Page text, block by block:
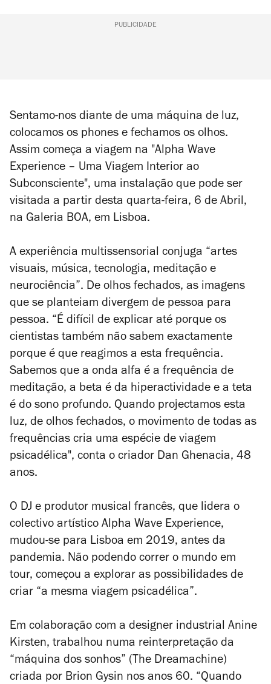
PUBLICIDADE
Sentamo-nos diante de uma máquina de luz,
colocamos os phones e fechamos os olhos.
Assim começa a viagem na "Alpha Wave
Experience – Uma Viagem Interior ao
Subconsciente", uma instalação que pode ser
visitada a partir desta quarta-feira, 6 de Abril,
na Galeria BOA, em Lisboa.
A experiência multissensorial conjuga “artes
visuais, música, tecnologia, meditação e
neurociência”. De olhos fechados, as imagens
que se planteiam divergem de pessoa para
pessoa. “É difícil de explicar até porque os
cientistas também não sabem exactamente
porque é que reagimos a esta frequência.
Sabemos que a onda alfa é a frequência de
meditação, a beta é da hiperactividade e a teta
é do sono profundo. Quando projectamos esta
luz, de olhos fechados, o movimento de todas as
frequências cria uma espécie de viagem
psicadélica", conta o criador Dan Ghenacia, 48
anos.
O DJ e produtor musical francês, que lidera o
colectivo artístico Alpha Wave Experience,
mudou-se para Lisboa em 2019, antes da
pandemia. Não podendo correr o mundo em
tour, começou a explorar as possibilidades de
criar “a mesma viagem psicadélica”.
Em colaboração com a designer industrial Anine
Kirsten, trabalhou numa reinterpretação da
“máquina dos sonhos” (The Dreamachine)
criada por Brion Gysin nos anos 60. “Quando